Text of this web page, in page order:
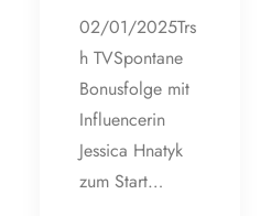
02/01/2025Trs
h TVSpontane
Bonusfolge mit
Influencerin
Jessica Hnatyk
zum Start…